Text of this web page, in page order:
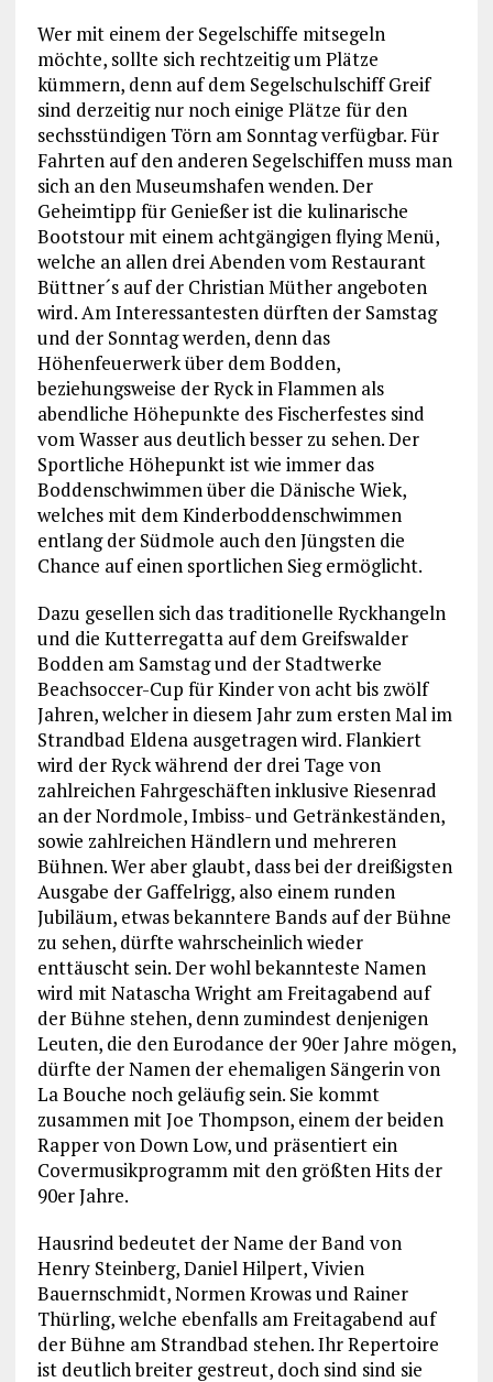
Wer mit einem der Segelschiffe mitsegeln
möchte, sollte sich rechtzeitig um Plätze
kümmern, denn auf dem Segelschulschiff Greif
sind derzeitig nur noch einige Plätze für den
sechsstündigen Törn am Sonntag verfügbar. Für
Fahrten auf den anderen Segelschiffen muss man
sich an den Museumshafen wenden. Der
Geheimtipp für Genießer ist die kulinarische
Bootstour mit einem achtgängigen flying Menü,
welche an allen drei Abenden vom Restaurant
Büttner´s auf der Christian Müther angeboten
wird. Am Interessantesten dürften der Samstag
und der Sonntag werden, denn das
Höhenfeuerwerk über dem Bodden,
beziehungsweise der Ryck in Flammen als
abendliche Höhepunkte des Fischerfestes sind
vom Wasser aus deutlich besser zu sehen. Der
Sportliche Höhepunkt ist wie immer das
Boddenschwimmen über die Dänische Wiek,
welches mit dem Kinderboddenschwimmen
entlang der Südmole auch den Jüngsten die
Chance auf einen sportlichen Sieg ermöglicht.
Dazu gesellen sich das traditionelle Ryckhangeln
und die Kutterregatta auf dem Greifswalder
Bodden am Samstag und der Stadtwerke
Beachsoccer-Cup für Kinder von acht bis zwölf
Jahren, welcher in diesem Jahr zum ersten Mal im
Strandbad Eldena ausgetragen wird. Flankiert
wird der Ryck während der drei Tage von
zahlreichen Fahrgeschäften inklusive Riesenrad
an der Nordmole, Imbiss- und Getränkeständen,
sowie zahlreichen Händlern und mehreren
Bühnen. Wer aber glaubt, dass bei der dreißigsten
Ausgabe der Gaffelrigg, also einem runden
Jubiläum, etwas bekanntere Bands auf der Bühne
zu sehen, dürfte wahrscheinlich wieder
enttäuscht sein. Der wohl bekannteste Namen
wird mit Natascha Wright am Freitagabend auf
der Bühne stehen, denn zumindest denjenigen
Leuten, die den Eurodance der 90er Jahre mögen,
dürfte der Namen der ehemaligen Sängerin von
La Bouche noch geläufig sein. Sie kommt
zusammen mit Joe Thompson, einem der beiden
Rapper von Down Low, und präsentiert ein
Covermusikprogramm mit den größten Hits der
90er Jahre.
Hausrind bedeutet der Name der Band von
Henry Steinberg, Daniel Hilpert, Vivien
Bauernschmidt, Normen Krowas und Rainer
Thürling, welche ebenfalls am Freitagabend auf
der Bühne am Strandbad stehen. Ihr Repertoire
ist deutlich breiter gestreut, doch sind sind sie